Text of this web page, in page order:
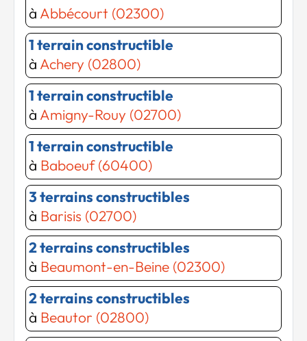
à Abbécourt (02300)
1 terrain constructible
à Achery (02800)
1 terrain constructible
à Amigny-Rouy (02700)
1 terrain constructible
à Baboeuf (60400)
3 terrains constructibles
à Barisis (02700)
2 terrains constructibles
à Beaumont-en-Beine (02300)
2 terrains constructibles
à Beautor (02800)